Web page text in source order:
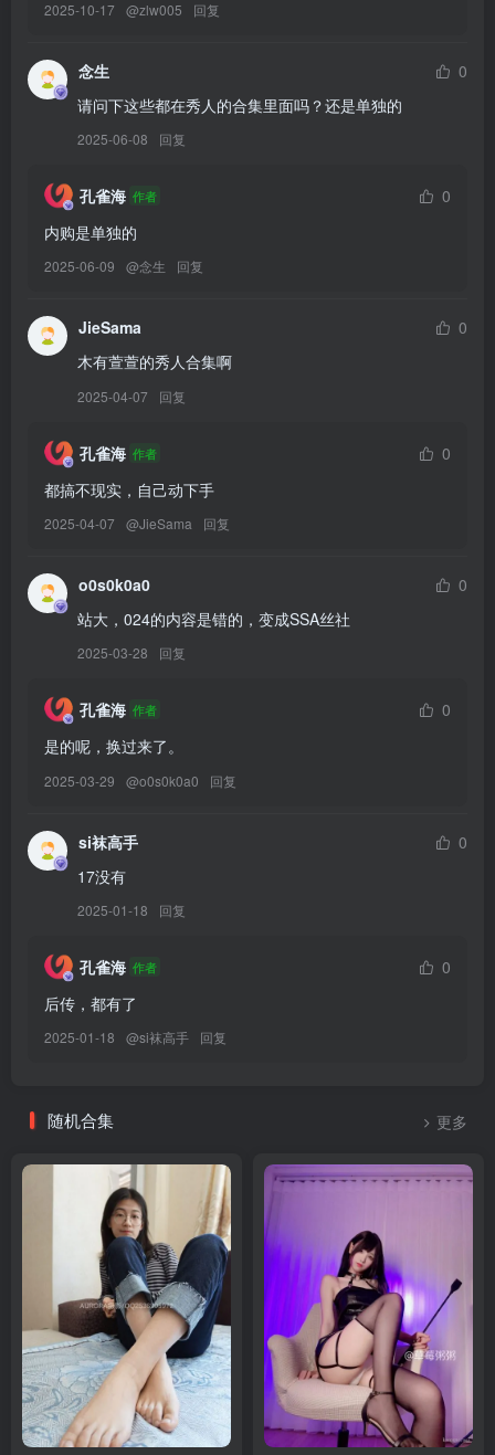
049.安然 – 内购无水印 女子审问室[79P／956MB]
048.安然 – 内购无水印 灰色衬衫[92P／1.04GB]
[8.12]
047.安然 – 内购无水印 修女 [84P-1.07GB]
046.安然 – 内购无水印 黑色连体[80P／859MB]
045.安然 – 内购无水印 狐狸[90P／1.02GB]
[8.7]
044.安然 – 内购无水印 紫色丝绒[90P／986MB]
043.安然 – 内购无水印 婚纱[91P／982MB]
042.安然 – 内购无水印 紫色[90P／1.19GB]
[7.11]
041.安然 – 内购无水印 兔女郎[88P／913MB]
040.安然 – 内购无水印 尼尔[91P／1.21GB]
039.安然 – 内购无水印 曼烟情趣透视[92P／1.10GB]
[7.7]
038.安然 – 内购无水印 空姐制服[92P／1.24GB]
036.安然 – 内购无水印 娇颜如玉[90P／1.26GB]
035.安然 – 内购无水印 黑色古装[90P／1.05GB]
[6.30]
034.安然 – 内购无水印 安Sir[89P／1.02GB]
[6.7]
033.陆萱萱 – 内购无水印 黑丝修女[76P／60MB]
2025-10-17 @zlw005 回复
念生
0
请问下这些都在秀人的合集里面吗？还是单独的
2025-06-08 回复
孔雀海 作者
0
内购是单独的
2025-06-09 @念生 回复
JieSama
0
木有萱萱的秀人合集啊
2025-04-07 回复
孔雀海 作者
0
都搞不现实，自己动下手
2025-04-07 @JieSama 回复
o0s0k0a0
0
站大，024的内容是错的，变成SSA丝社
2025-03-28 回复
孔雀海 作者
0
是的呢，换过来了。
2025-03-29 @o0s0k0a0 回复
si袜高手
0
17没有
2025-01-18 回复
孔雀海 作者
0
后传，都有了
2025-01-18 @si袜高手 回复
随机合集 更多